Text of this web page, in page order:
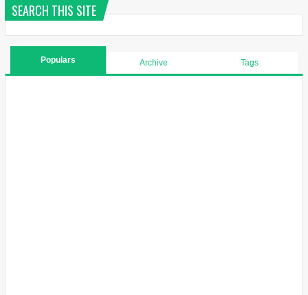
SEARCH THIS SITE
Populars Archive Tags